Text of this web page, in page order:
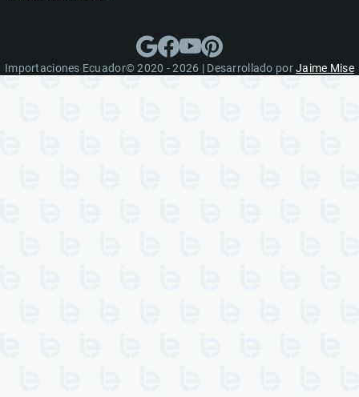
Importaciones Ecuador© 2020 - 2026 | Desarrollado porJaime Mise